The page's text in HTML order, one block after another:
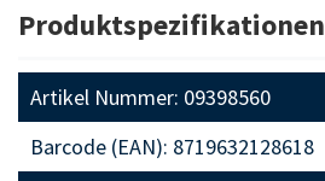
Produktspezifikationen
Artikel Nummer: 09398560
Barcode (EAN): 8719632128618